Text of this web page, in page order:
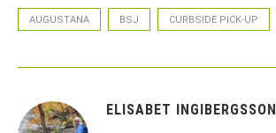
AUGUSTANA BSJ CURBSIDE PICK-UP
ELISABET INGIBERGSSON